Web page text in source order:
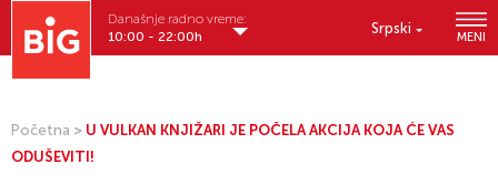
Srpski
MENI
Današnje radno vreme:
10:00 - 22:00h
Početna > U VULKAN KNJIŽARI JE POČELA AKCIJA KOJA ĆE VAS
ODUŠEVITI!